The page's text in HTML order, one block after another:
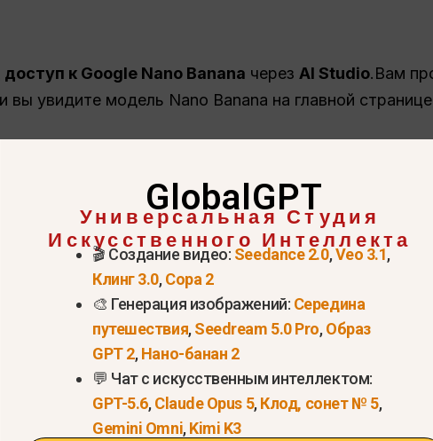
доступ к Google Nano Banana через AI Studio.Вам
вы увидите модель Nano Banana на главной
GlobalGPT
Универсальная Студия
Искусственного Интеллекта
🎬 Создание видео: Seedance 2.0,Veo 3.1,
Клинг 3.0,Сора 2
🎨 Генерация изображений: Середина
путешествия,Seedream 5.0 Pro,Образ
GPT 2,Нано-банан 2
💬 Чат с искусственным интеллектом:
GPT-5.6,Claude Opus 5,Клод, сонет № 5,
Gemini Omni,Kimi K3